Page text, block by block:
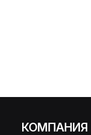
КОМПАНИЯ